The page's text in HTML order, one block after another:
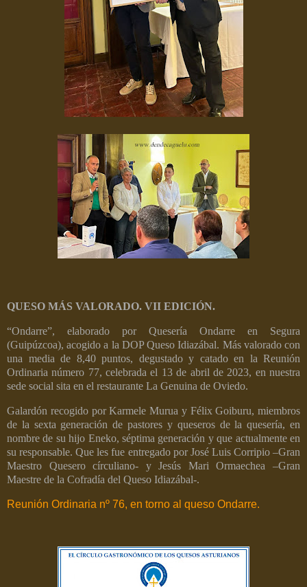
QUESO MÁS VALORADO. VII EDICIÓN.
“Ondarre”, elaborado por Quesería Ondarre en Segura
(Guipúzcoa), acogido a la DOP Queso Idiazábal. Más valorado con
una media de 8,40 puntos, degustado y catado en la Reunión
Ordinaria número 77, celebrada el 13 de abril de 2023, en nuestra
sede social sita en el restaurante La Genuina de Oviedo.
Galardón recogido por Karmele Murua y Félix Goiburu, miembros
de la sexta generación de pastores y queseros de la quesería, en
nombre de su hijo Eneko, séptima generación y que actualmente en
su responsable. Que les fue entregado por José Luis Corripio –Gran
Maestro Quesero círculiano- y Jesús Mari Ormaechea –Gran
Maestre de la Cofradía del Queso Idiazábal-.
Reunión Ordinaria nº 76, en torno al queso Ondarre.